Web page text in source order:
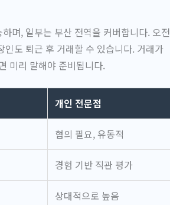
며, 일부는 부산 전역을 커버합니다. 오전
도 퇴근 후 거래할 수 있습니다. 거래가
미리 말해야 준비됩니다.
개인 전문점
협의 필요, 유동적
경험 기반 직관 평가
상대적으로 높음